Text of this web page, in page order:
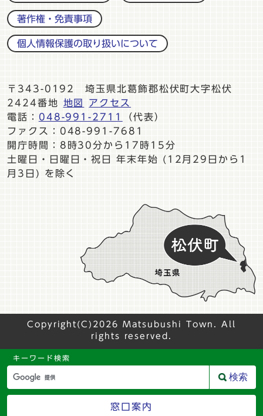
著作権・免責事項
個人情報保護の取り扱いについて
〒343-0192 埼玉県北葛飾郡松伏町大字松伏
2424番地
地図
アクセス
電話： 048-991-2711
（代表）
ファクス：048-991-7681
開庁時間：8時30分から17時15分
土曜日・日曜日・祝日 年末年始 (12月29日から1
月3日) を除く
Copyright(C)2026 Matsubushi Town. All
rights reserved.
キーワード検索
検索
窓口案内